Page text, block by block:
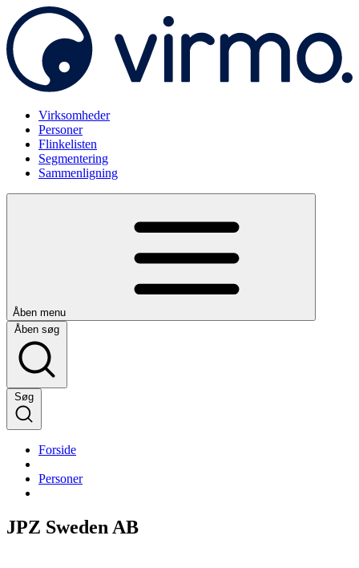
Virksomheder
Personer
Flinkelisten
Segmentering
Sammenligning
Åben menu
Åben søg
Søg
Forside
Personer
JPZ Sweden AB